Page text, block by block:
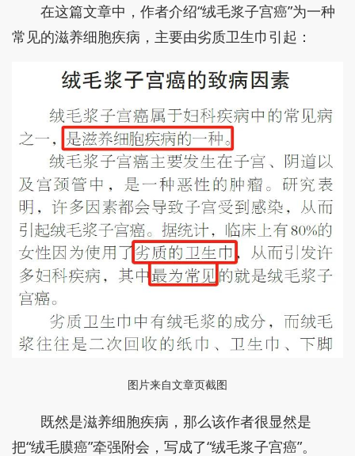
在这篇文章中，作者介绍“绒毛浆子宫癌”为一种
常见的滋养细胞疾病，主要由劣质卫生巾引起：
图片来自文章页截图
既然是滋养细胞疾病，那么该作者很显然是
把“绒毛膜癌”牵强附会，写成了“绒毛浆子宫癌”。